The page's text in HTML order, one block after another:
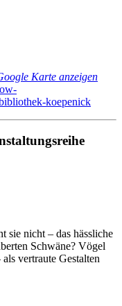
Karte anzeigen
koepenick
sie nicht – das hässliche
Schwäne? Vögel
vertraute Gestalten